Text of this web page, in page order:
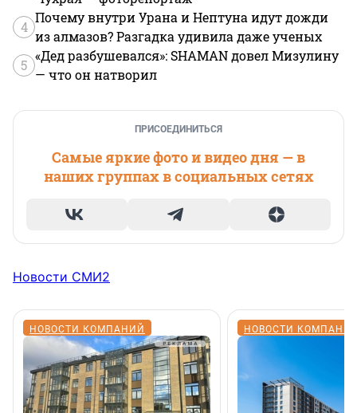
4
Почему внутри Урана и Нептуна идут дожди
из алмазов? Разгадка удивила даже ученых
5
«Дед разбушевался»: SHAMAN довел Мизулину
— что он натворил
ПРИСОЕДИНИТЬСЯ
Самые яркие фото и видео дня — в
наших группах в социальных сетях
Новости СМИ2
НОВОСТИ КОМПАНИЙ НОВОСТИ